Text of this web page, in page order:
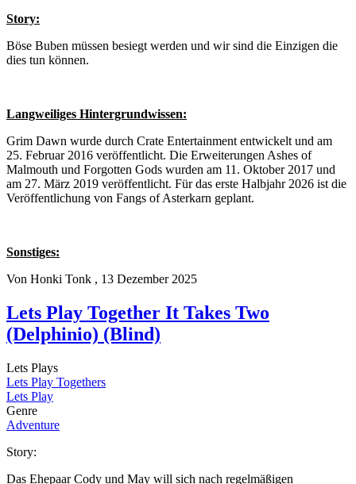
Story:
Böse Buben müssen besiegt werden und wir sind die Einzigen die
dies tun können.
Langweiliges Hintergrundwissen:
Grim Dawn wurde durch Crate Entertainment entwickelt und am
25. Februar 2016 veröffentlicht. Die Erweiterungen Ashes of
Malmouth und Forgotten Gods wurden am 11. Oktober 2017 und
am 27. März 2019 veröffentlicht. Für das erste Halbjahr 2026 ist die
Veröffentlichung von Fangs of Asterkarn geplant.
Sonstiges:
Von Honki Tonk , 13 Dezember 2025
Lets Play Together It Takes Two
(Delphinio) (Blind)
Lets Plays
Lets Play Togethers
Lets Play
Genre
Adventure
Story:
Das Ehepaar Cody und May will sich nach regelmäßigen